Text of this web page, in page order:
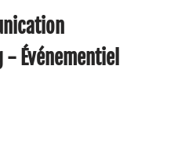
Événementiel